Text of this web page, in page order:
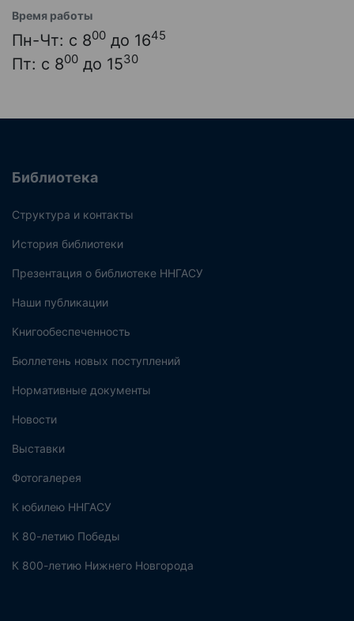
Время работы
Пн-Чт: с 800 до 1645
Пт: с 800 до 1530
Библиотека
Структура и контакты
История библиотеки
Презентация о библиотеке ННГАСУ
Наши публикации
Книгообеспеченность
Бюллетень новых поступлений
Нормативные документы
Новости
Выставки
Фотогалерея
К юбилею ННГАСУ
К 80-летию Победы
К 800-летию Нижнего Новгорода